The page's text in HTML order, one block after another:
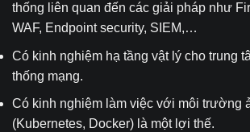
thống liên quan đến các giải pháp như
WAF, Endpoint security, SIEM,…
Có kinh nghiệm hạ tầng vật lý cho trung
thống mạng.
Có kinh nghiệm làm việc với môi trường
(Kubernetes, Docker) là một lợi thế.